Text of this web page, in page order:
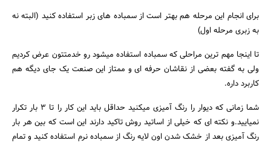
برای انجام این مرحله هم بهتر است از سمباده های زبر استفاده کنید (البته نه
به زبری مرحله اول)
تا اینجا مهم ترین مراحلی که سمباده استفاده میشود رو خدمتتون عرض کردیم
ولی به گفته بعضی از نقاشان حرفه ای و ممتاز این صنعت یک جای دیگه هم
کاربرد داره.
شما زمانی که دیوار را رنگ آمیزی میکنید حداقل باید این کار را تا 3 بار تکرار
نمیایید.و نکته ای که خیلی از اساتید روش تاکید دارند این است که بین هر بار
رنگ آمیزی بعد از خشک شدن اون لایه رنگ از سمباده نرم استفاده کنید و تمام